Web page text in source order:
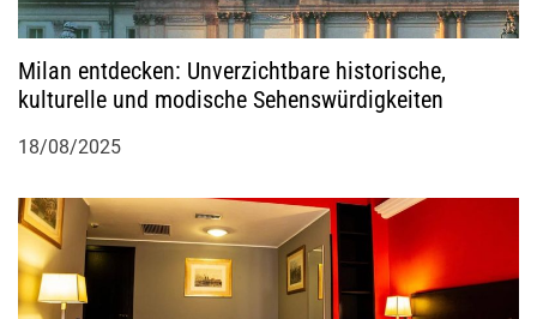
Milan entdecken: Unverzichtbare historische,
kulturelle und modische Sehenswürdigkeiten
18/08/2025